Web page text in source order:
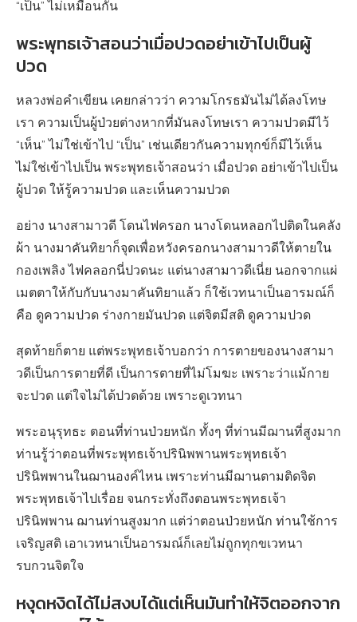
“เป็น” ไม่เหมือนกัน
พระพุทธเจ้าสอนว่าเมื่อปวดอย่าเข้าไปเป็นผู้
ปวด
หลวงพ่อคำเขียน เคยกล่าวว่า ความโกรธมันไม่ได้ลงโทษ
เรา ความเป็นผู้ป่วยต่างหากที่มันลงโทษเรา ความปวดมีไว้
“เห็น” ไม่ใช่เข้าไป “เป็น” เช่นเดียวกันความทุกข์ก็มีไว้เห็น
ไม่ใช่เข้าไปเป็น พระพุทธเจ้าสอนว่า เมื่อปวด อย่าเข้าไปเป็น
ผู้ปวด ให้รู้ความปวด และเห็นความปวด
อย่าง นางสามาวดี โดนไฟครอก นางโดนหลอกไปติดในคลัง
ผ้า นางมาคันทิยาก็จุดเพื่อหวังครอกนางสามาวดีให้ตายใน
กองเพลิง ไฟคลอกนี่ปวดนะ แต่นางสามาวดีเนี่ย นอกจากแผ่
เมตตาให้กับกับนางมาคันทิยาแล้ว ก็ใช้เวทนาเป็นอารมณ์ก็
คือ ดูความปวด ร่างกายมันปวด แต่จิตมีสติ ดูความปวด
สุดท้ายก็ตาย แต่พระพุทธเจ้าบอกว่า การตายของนางสามา
วดีเป็นการตายที่ดี เป็นการตายที่ไม่โมฆะ เพราะว่าแม้กาย
จะปวด แต่ใจไม่ได้ปวดด้วย เพราะดูเวทนา
พระอนุรุทธะ ตอนที่ท่านป่วยหนัก ทั้งๆ ที่ท่านมีฌานที่สูงมาก
ท่านรู้ว่าตอนที่พระพุทธเจ้าปรินิพพานพระพุทธเจ้า
ปรินิพพานในฌานองค์ไหน เพราะท่านมีฌานตามติดจิต
พระพุทธเจ้าไปเรื่อย จนกระทั่งถึงตอนพระพุทธเจ้า
ปรินิพพาน ฌานท่านสูงมาก แต่ว่าตอนป่วยหนัก ท่านใช้การ
เจริญสติ เอาเวทนาเป็นอารมณ์ก็เลยไม่ถูกทุกขเวทนา
รบกวนจิตใจ
หงุดหงิดได้ไม่สงบได้แต่เห็นมันทำให้จิตออกจาก